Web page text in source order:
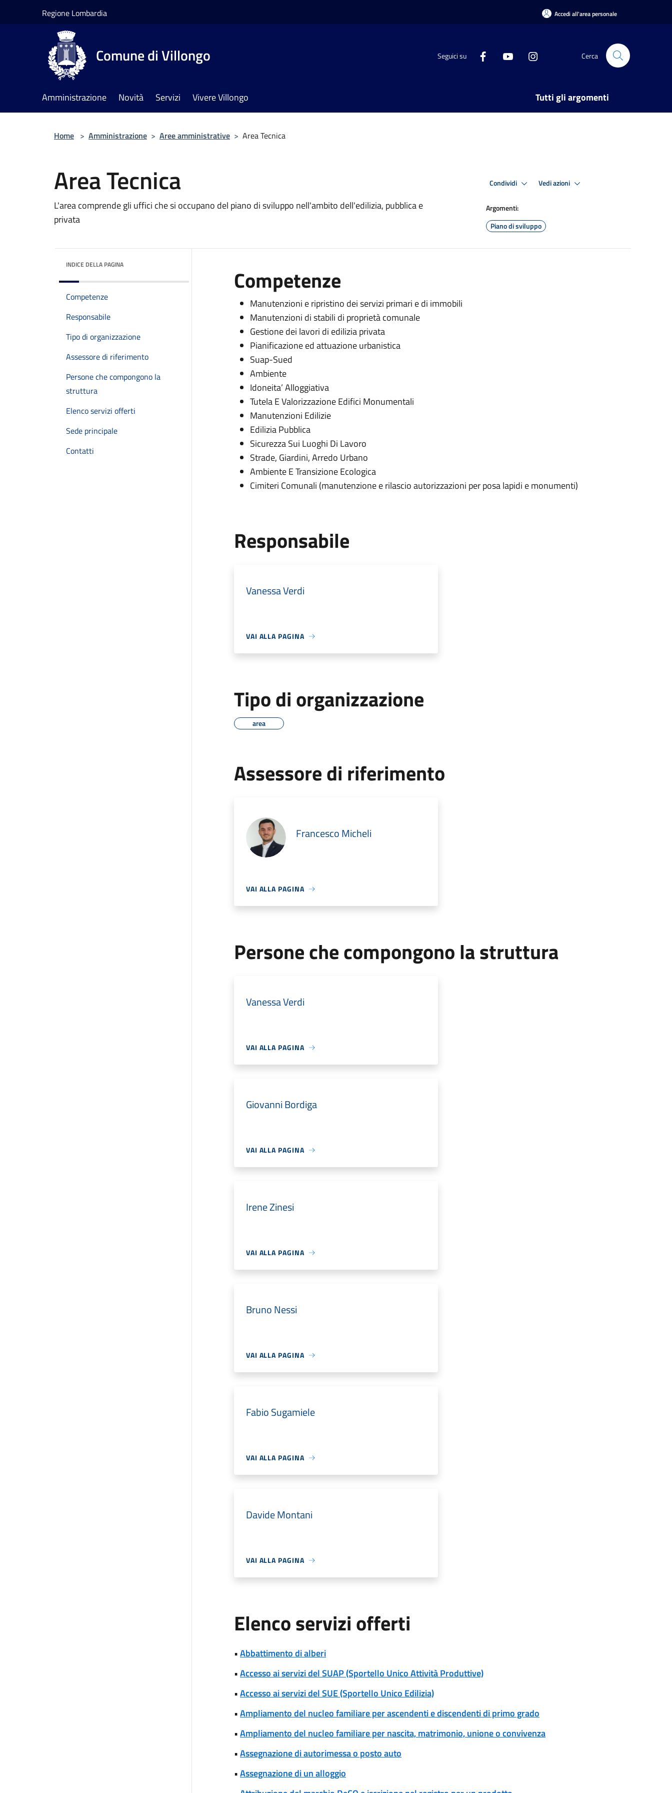
Regione Lombardia Accedi all'area personale
Comune di Villongo Seguici su Cerca
Amministrazione Novità Servizi Vivere Villongo Tutti gli argomenti
Home > Amministrazione > Aree amministrative > Area Tecnica
Area Tecnica
L'area comprende gli uffici che si occupano del piano di sviluppo nell'ambito dell'edilizia, pubblica e
privata
Condividi Vedi azioni
Argomenti:
Piano di sviluppo
INDICE DELLA PAGINA
Competenze
Responsabile
Tipo di organizzazione
Assessore di riferimento
Persone che compongono la
struttura
Elenco servizi offerti
Sede principale
Contatti
Competenze
Manutenzioni e ripristino dei servizi primari e di immobili
Manutenzioni di stabili di proprietà comunale
Gestione dei lavori di edilizia privata
Pianificazione ed attuazione urbanistica
Suap-Sued
Ambiente
Idoneita’ Alloggiativa
Tutela E Valorizzazione Edifici Monumentali
Manutenzioni Edilizie
Edilizia Pubblica
Sicurezza Sui Luoghi Di Lavoro
Strade, Giardini, Arredo Urbano
Ambiente E Transizione Ecologica
Cimiteri Comunali (manutenzione e rilascio autorizzazioni per posa lapidi e monumenti)
Responsabile
Vanessa Verdi
VAI ALLA PAGINA
Tipo di organizzazione
area
Assessore di riferimento
Francesco Micheli
VAI ALLA PAGINA
Persone che compongono la struttura
Vanessa Verdi
VAI ALLA PAGINA
Giovanni Bordiga
VAI ALLA PAGINA
Irene Zinesi
VAI ALLA PAGINA
Bruno Nessi
VAI ALLA PAGINA
Fabio Sugamiele
VAI ALLA PAGINA
Davide Montani
VAI ALLA PAGINA
Elenco servizi offerti
•Abbattimento di alberi
•Accesso ai servizi del SUAP (Sportello Unico Attività Produttive)
•Accesso ai servizi del SUE (Sportello Unico Edilizia)
•Ampliamento del nucleo familiare per ascendenti e discendenti di primo grado
•Ampliamento del nucleo familiare per nascita, matrimonio, unione o convivenza
•Assegnazione di autorimessa o posto auto
•Assegnazione di un alloggio